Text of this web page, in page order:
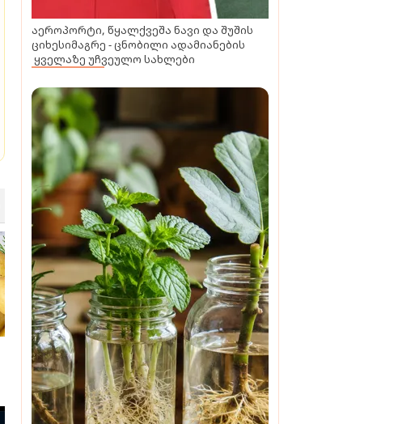
აეროპორტი, წყალქვეშა ნავი და შუშის
ციხესიმაგრე - ცნობილი ადამიანების
ყველაზე უჩვეულო სახლები